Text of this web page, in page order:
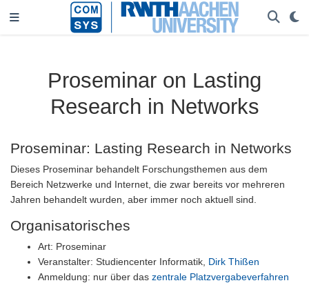
Proseminar on Lasting
Research in Networks
Proseminar: Lasting Research in Networks
Dieses Proseminar behandelt Forschungsthemen aus dem
Bereich Netzwerke und Internet, die zwar bereits vor mehreren
Jahren behandelt wurden, aber immer noch aktuell sind.
Organisatorisches
Art: Proseminar
Veranstalter: Studiencenter Informatik, Dirk Thißen
Anmeldung: nur über das zentrale Platzvergabeverfahren